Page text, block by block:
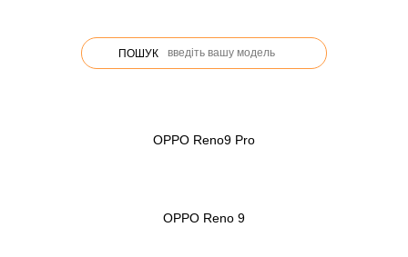
ПОШУК
OPPO Reno9 Pro
OPPO Reno 9